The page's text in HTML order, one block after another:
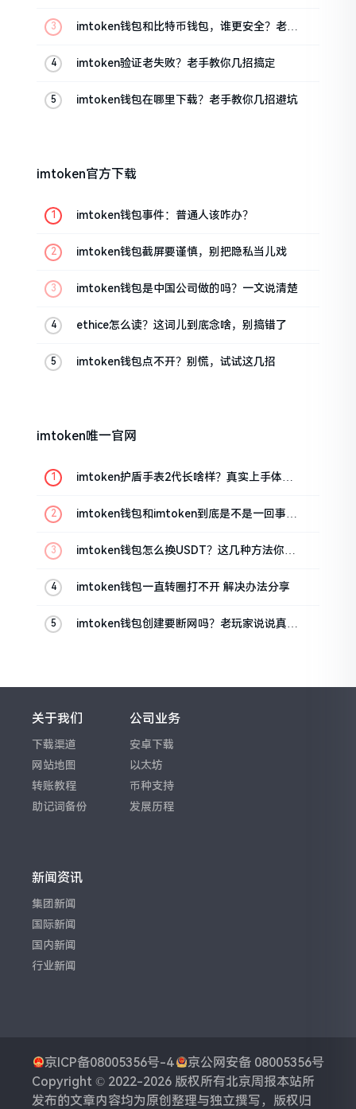
imtoken钱包和比特币钱包，谁更安全？老玩
imtoken验证老失败？老手教你几招搞定
imtoken钱包在哪里下载？老手教你几招避坑
imtoken官方下载
imtoken钱包事件：普通人该咋办？
imtoken钱包截屏要谨慎，别把隐私当儿戏
imtoken钱包是中国公司做的吗？一文说清楚
ethice怎么读？这词儿到底念啥，别搞错了
imtoken钱包点不开？别慌，试试这几招
imtoken唯一官网
imtoken护盾手表2代长啥样？真实上手体验
imtoken钱包和imtoken到底是不是一回事？
imtoken钱包怎么换USDT？这几种方法你得
imtoken钱包一直转圈打不开 解决办法分享
imtoken钱包创建要断网吗？老玩家说说真实
关于我们
下载渠道
网站地图
转账教程
助记词备份
公司业务
安卓下载
以太坊
币种支持
发展历程
新闻资讯
集团新闻
国际新闻
国内新闻
行业新闻
京ICP备08005356号-4
京公网安备 08005356号
Copyright © 2022-2026 版权所有北京周报本站所
发布的文章内容均为原创整理与独立撰写，版权归